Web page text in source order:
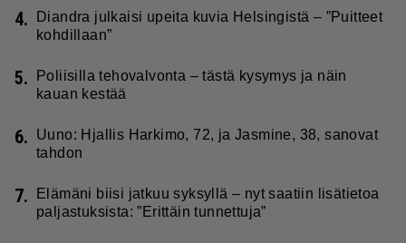
4.
Diandra julkaisi upeita kuvia Helsingistä – ”Puitteet
kohdillaan”
5.
Poliisilla tehovalvonta – tästä kysymys ja näin
kauan kestää
6.
Uuno: Hjallis Harkimo, 72, ja Jasmine, 38, sanovat
tahdon
7.
Elämäni biisi jatkuu syksyllä – nyt saatiin lisätietoa
paljastuksista: ”Erittäin tunnettuja”